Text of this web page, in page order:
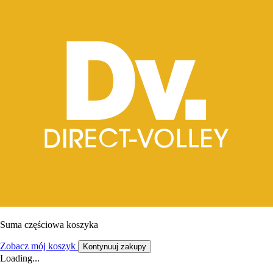
Suma częściowa koszyka
Zobacz mój koszyk Kontynuuj zakupy
Loading...